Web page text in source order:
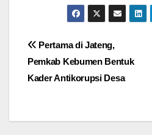
Navigasi
pos
Pertama di Jateng,
Pemkab Kebumen Bentuk
Kader Antikorupsi Desa